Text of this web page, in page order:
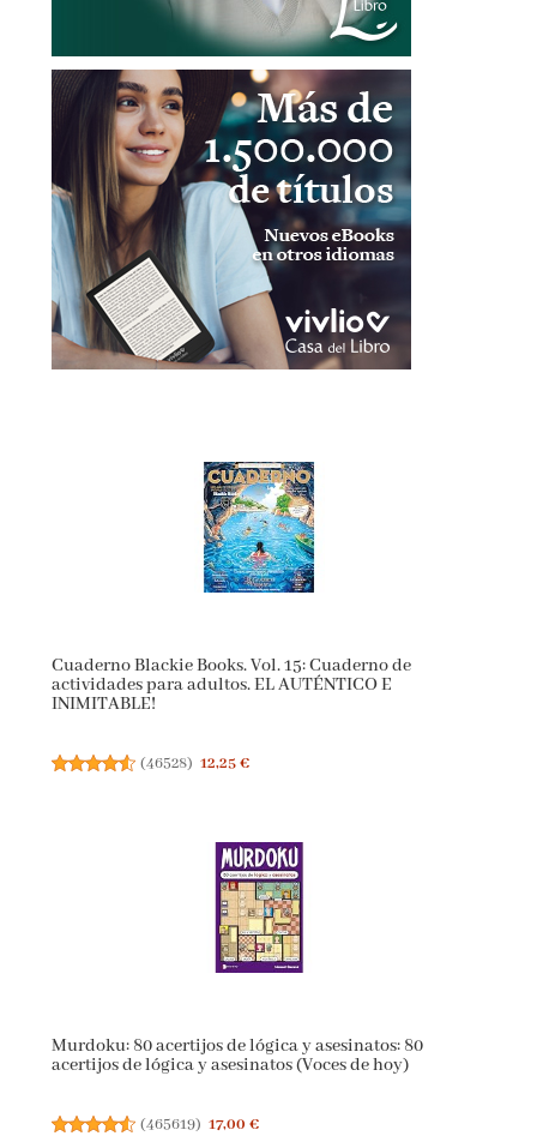
Cuaderno Blackie Books. Vol. 15: Cuaderno de
actividades para adultos. EL AUTÉNTICO E
INIMITABLE!
(46528) 12,25 €
Murdoku: 80 acertijos de lógica y asesinatos: 80
acertijos de lógica y asesinatos (Voces de hoy)
(465619) 17,00 €